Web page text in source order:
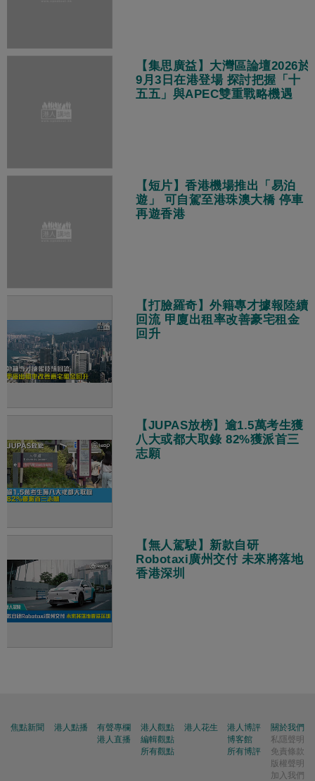
【集思廣益】大灣區論壇2026於
9月3日在港登場 探討把握「十
五五」與APEC雙重戰略機遇
【短片】香港機場推出「易泊
遊」 可自駕至港珠澳大橋 停車
再遊香港
【打臉羅奇】外籍專才據報陸續
回流 甲廈出租率改善豪宅租金
回升
【JUPAS放榜】逾1.5萬考生獲
八大或都大取錄 82%獲派首三
志願
【無人駕駛】新款自研
Robotaxi廣州交付 未來將落地
香港深圳
焦點新聞 港人點播
有聲專欄
港人直播
港人觀點
編輯觀點
所有觀點
港人花生
港人博評
博客館
所有博評
關於我們
私隱聲明
免責條款
版權聲明
加入我們